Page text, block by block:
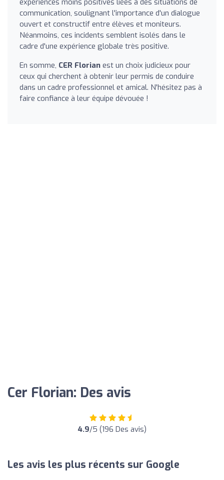
communication, soulignant l'importance d'un dialogue
ouvert et constructif entre élèves et moniteurs.
Néanmoins, ces incidents semblent isolés dans le
cadre d'une expérience globale très positive.
En somme, CER Florian est un choix judicieux pour
ceux qui cherchent à obtenir leur permis de conduire
dans un cadre professionnel et amical. N'hésitez pas à
faire confiance à leur équipe dévouée !
Cer Florian: Des avis
4.9/5 (196 Des avis)
Les avis les plus récents sur Google